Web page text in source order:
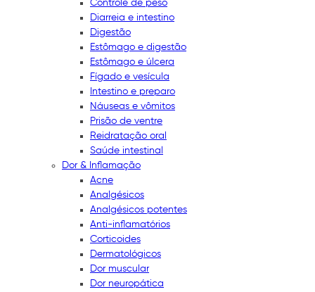
Controle de peso
Diarreia e intestino
Digestão
Estômago e digestão
Estômago e úlcera
Fígado e vesícula
Intestino e preparo
Náuseas e vômitos
Prisão de ventre
Reidratação oral
Saúde intestinal
Dor & Inflamação
Acne
Analgésicos
Analgésicos potentes
Anti-inflamatórios
Corticoides
Dermatológicos
Dor muscular
Dor neuropática